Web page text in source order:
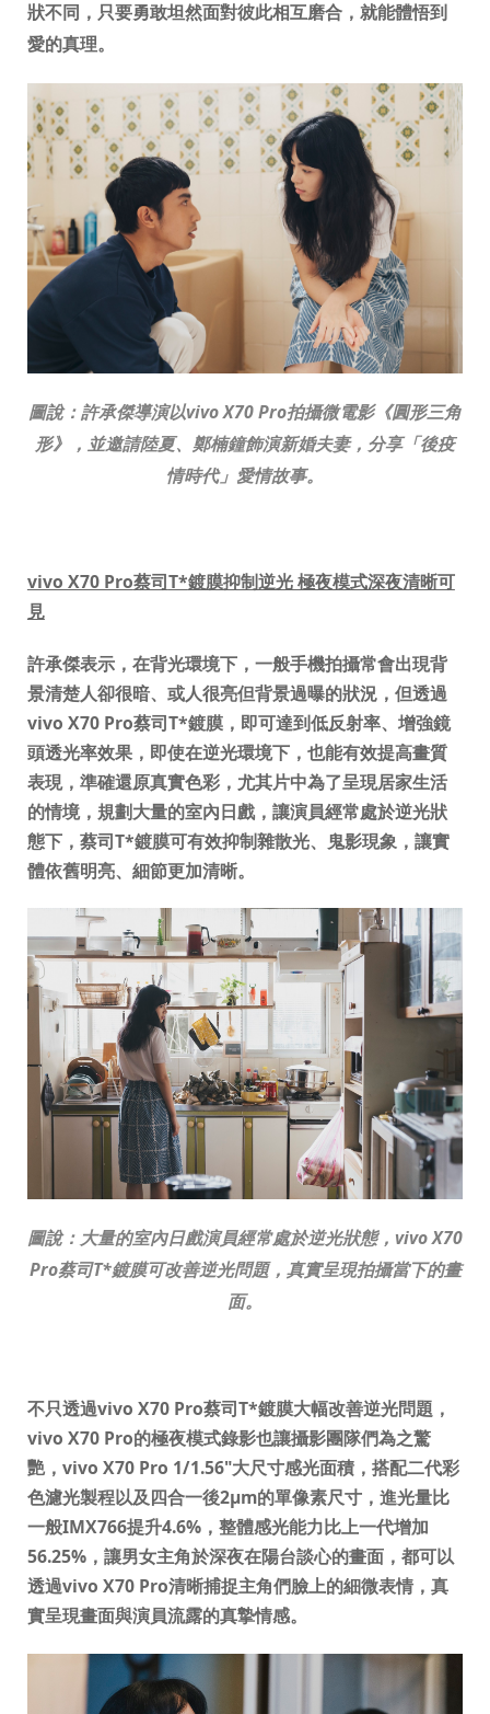
狀不同，只要勇敢坦然面對彼此相互磨合，就能體悟到
愛的真理。
圖說：許承傑導演以vivo X70 Pro拍攝微電影《圓形三角
形》， 並邀請陸夏、鄭楠鐘飾演新婚夫妻，分享「後疫
情時代」愛情故事。
vivo X70 Pro蔡司T*鍍膜抑制逆光 極夜模式深夜清晰可
見
許承傑表示，在背光環境下，一般手機拍攝常會出現背
景清楚人卻很暗、或人很亮但背景過曝的狀況，但透過
vivo X70 Pro蔡司T*鍍膜，即可達到低反射率、增強鏡
頭透光率效果，即使在逆光環境下，也能有效提高畫質
表現，準確還原真實色彩，尤其片中為了呈現居家生活
的情境，規劃大量的室內日戲，讓演員經常處於逆光狀
態下，蔡司T*鍍膜可有效抑制雜散光、鬼影現象，讓實
體依舊明亮、細節更加清晰。
圖說：大量的室內日戲演員經常處於逆光狀態， vivo X70
Pro蔡司T*鍍膜可改善逆光問題，真實呈現拍攝當下的畫
面。
不只透過vivo X70 Pro蔡司T*鍍膜大幅改善逆光問題，
vivo X70 Pro的極夜模式錄影也讓攝影團隊們為之驚
艷，vivo X70 Pro 1/1.56"大尺寸感光面積，搭配二代彩
色濾光製程以及四合一後2μm的單像素尺寸，進光量比
一般IMX766提升4.6%，整體感光能力比上一代增加
56.25%，讓男女主角於深夜在陽台談心的畫面，都可以
透過vivo X70 Pro清晰捕捉主角們臉上的細微表情，真
實呈現畫面與演員流露的真摯情感。